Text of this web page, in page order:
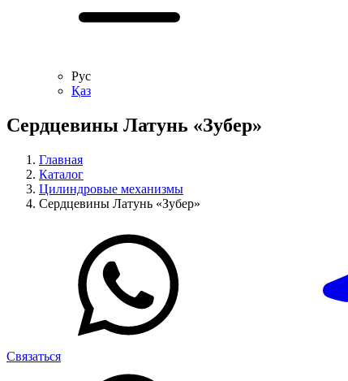
Рус
Қаз
Сердцевины Латунь «Зубер»
Главная
Каталог
Цилиндровые механизмы
Сердцевины Латунь «Зубер»
Связаться